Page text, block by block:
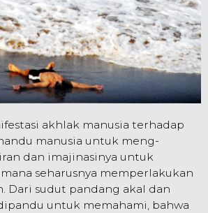
akhlak manusia ter­hadap
manusia untuk meng­
dan imajinasinya untuk
seharusnya memperlakukan
Dari sudut pandang akal dan
untuk memahami, bahwa